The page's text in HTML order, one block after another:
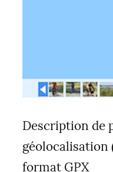
Description de
géolocalisation
format GPX